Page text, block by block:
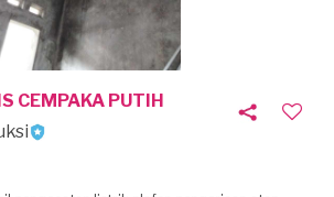
CEMPAKA PUTIH